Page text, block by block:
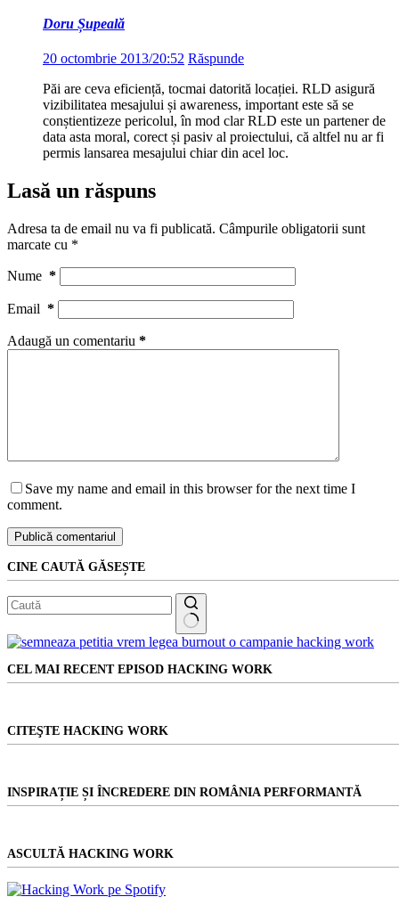
Doru Șupeală
20 octombrie 2013/20:52 Răspunde
Păi are ceva eficiență, tocmai datorită locației. RLD asigură
vizibilitatea mesajului și awareness, important este să se
conștientizeze pericolul, în mod clar RLD este un partener de
data asta moral, corect și pasiv al proiectului, că altfel nu ar fi
permis lansarea mesajului chiar din acel loc.
Lasă un răspuns
Adresa ta de email nu va fi publicată. Câmpurile obligatorii sunt
marcate cu *
Nume *
Email *
Adaugă un comentariu *
Save my name and email in this browser for the next time I
comment.
Publică comentariul
CINE CAUTĂ GĂSEȘTE
Niciun
CEL MAI RECENT EPISOD HACKING WORK
CITEŞTE HACKING WORK
INSPIRAȚIE ȘI ÎNCREDERE DIN ROMÂNIA PERFORMANTĂ
ASCULTĂ HACKING WORK